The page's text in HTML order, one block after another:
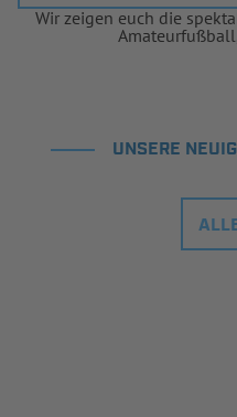
Wir zeigen euch die
UNSERE